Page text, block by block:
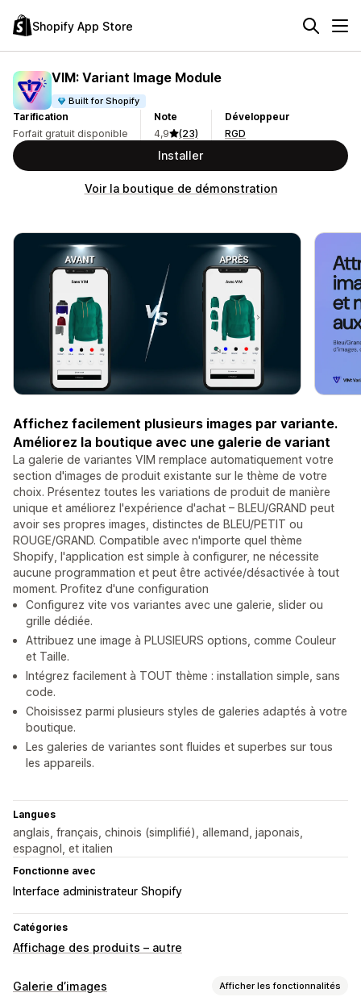
Shopify App Store
VIM: Variant Image Module
Built for Shopify
Tarification
Forfait gratuit disponible
Note
4,9
(23)
Développeur
RGD
Installer
Voir la boutique de démonstration
Affichez facilement plusieurs images par variante.
Améliorez la boutique avec une galerie de variant
La galerie de variantes VIM remplace automatiquement votre
section d'images de produit existante sur le thème de votre
choix. Présentez toutes les variations de produit de manière
unique et améliorez l'expérience d'achat – BLEU/GRAND peut
avoir ses propres images, distinctes de BLEU/PETIT ou
ROUGE/GRAND. Compatible avec n'importe quel thème
Shopify, l'application est simple à configurer, ne nécessite
aucune programmation et peut être activée/désactivée à tout
moment. Profitez d'une configuration
Configurez vite vos variantes avec une galerie, slider ou
grille dédiée.
Attribuez une image à PLUSIEURS options, comme Couleur
et Taille.
Intégrez facilement à TOUT thème : installation simple, sans
code.
Choisissez parmi plusieurs styles de galeries adaptés à votre
boutique.
Les galeries de variantes sont fluides et superbes sur tous
les appareils.
Langues
anglais, français, chinois (simplifié), allemand, japonais,
espagnol, et italien
Fonctionne avec
Interface administrateur Shopify
Catégories
Affichage des produits – autre
Galerie d’images Afficher les fonctionnalités